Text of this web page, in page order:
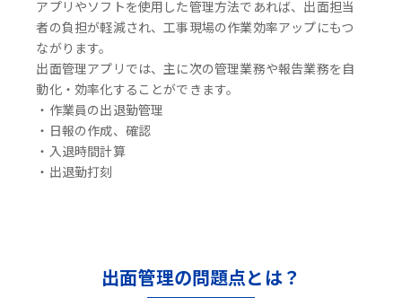
アプリやソフトを使用した管理方法であれば、出面担当
者の負担が軽減され、工事現場の作業効率アップにもつ
ながります。
出面管理アプリでは、主に次の管理業務や報告業務を自
動化・効率化することができます。
・作業員の出退勤管理
・日報の作成、確認
・入退時間計算
・出退勤打刻
出面管理の問題点とは？